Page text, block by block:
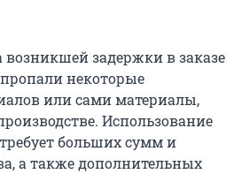
возникшей задержки в заказе
некоторые
или сами материалы,
Использование
больших сумм и
а также дополнительных